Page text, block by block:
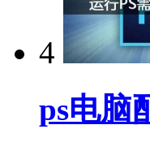
4
ps电脑